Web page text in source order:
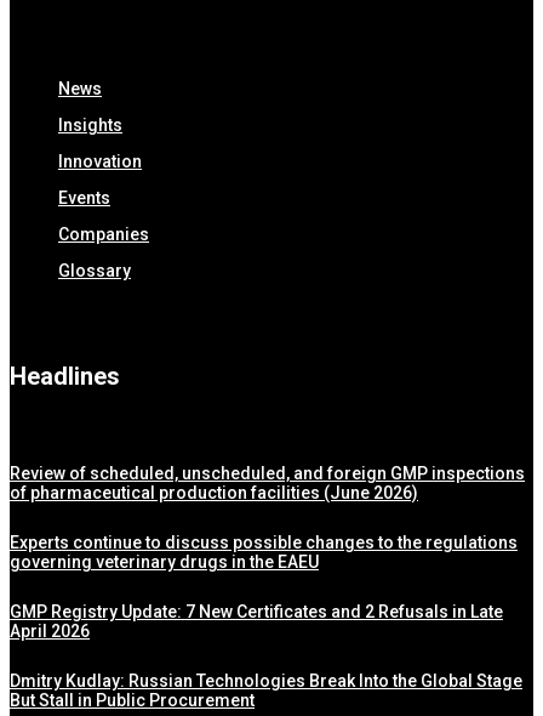
News
Insights
Innovation
Events
Companies
Glossary
Headlines
Review of scheduled, unscheduled, and foreign GMP inspections
of pharmaceutical production facilities (June 2026)
Experts continue to discuss possible changes to the regulations
governing veterinary drugs in the EAEU
GMP Registry Update: 7 New Certificates and 2 Refusals in Late
April 2026
Dmitry Kudlay: Russian Technologies Break Into the Global Stage
But Stall in Public Procurement